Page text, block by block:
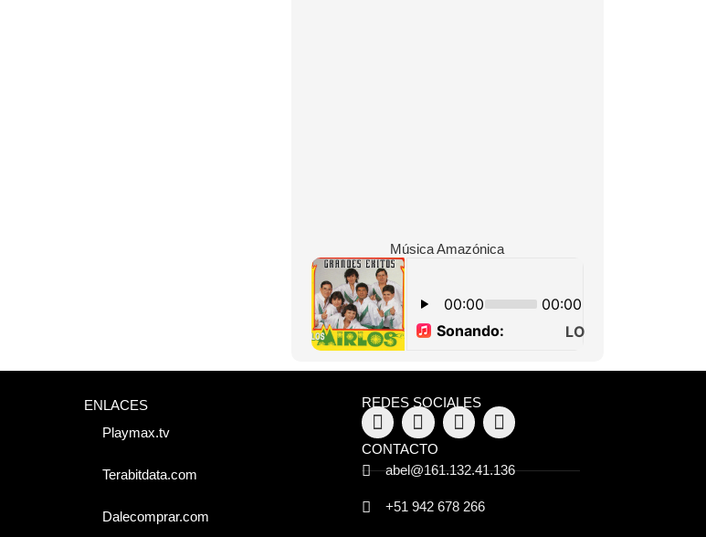
Música Amazónica
ENLACES
Playmax.tv
Terabitdata.com
Dalecomprar.com
REDES SOCIALES
CONTACTO
abel@161.132.41.136
+51 942 678 266